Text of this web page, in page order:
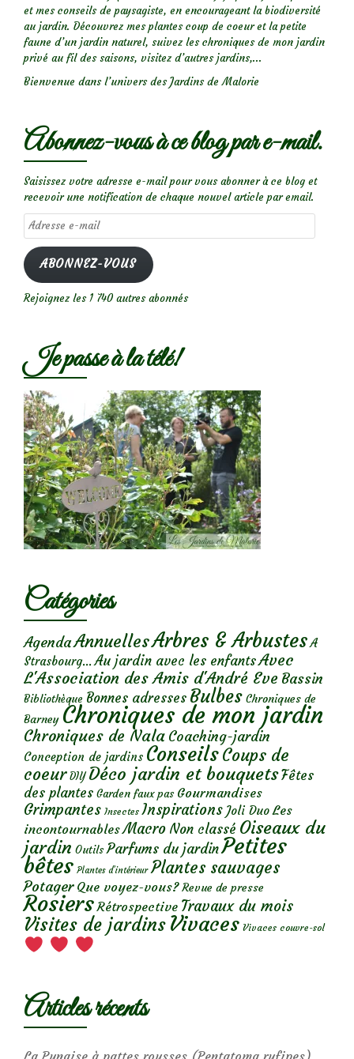
et mes conseils de paysagiste, en encourageant la biodiversité
au jardin. Découvrez mes plantes coup de coeur et la petite
faune d’un jardin naturel, suivez les chroniques de mon jardin
privé au fil des saisons, visitez d’autres jardins,...
Bienvenue dans l’univers des Jardins de Malorie
Abonnez-vous à ce blog par e-mail.
Saisissez votre adresse e-mail pour vous abonner à ce blog et
recevoir une notification de chaque nouvel article par email.
Adresse
e-
mail
ABONNEZ-VOUS
Rejoignez les 1 740 autres abonnés
Je passe à la télé!
Catégories
AgendaAnnuellesArbres & Arbustes A
Strasbourg... Au jardin avec les enfantsAvec
L'Association des Amis d'André Eve Bassin
Bibliothèque Bonnes adresses Bulbes Chroniques de
Barney Chroniques de mon jardin
Chroniques de Nala Coaching-jardin
Conception de jardins ConseilsCoups de
coeur DIY Déco jardin et bouquetsFêtes
des plantes Garden faux pas Gourmandises
Grimpantes Insectes Inspirations Joli Duo Les
incontournables Macro Non classé Oiseaux du
jardin Outils Parfums du jardinPetites
bêtes Plantes d’intérieur Plantes sauvages
Potager Que voyez-vous? Revue de presse
Rosiers Rétrospective Travaux du mois
Visites de jardins Vivaces Vivaces couvre-sol
Articles récents
La Punaise à pattes rousses (Pentatoma rufipes)